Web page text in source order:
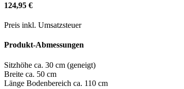
124,95 €
Preis inkl. Umsatzsteuer
Produkt-Abmessungen
Sitzhöhe ca. 30 cm (geneigt)
Breite ca. 50 cm
Länge Bodenbereich ca. 110 cm